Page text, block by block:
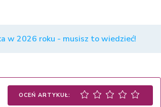
w 2026 roku - musisz to wiedzieć!
OCEŃ ARTYKUŁ: